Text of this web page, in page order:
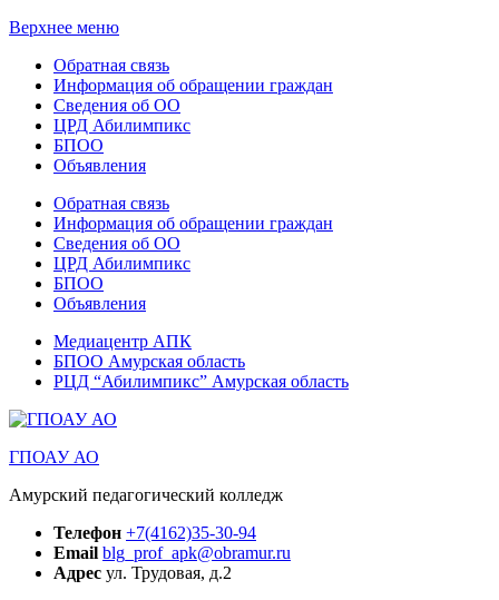
Верхнее меню
Обратная связь
Информация об обращении граждан
Сведения об ОО
ЦРД Абилимпикс
БПОО
Объявления
Обратная связь
Информация об обращении граждан
Сведения об ОО
ЦРД Абилимпикс
БПОО
Объявления
Медиацентр АПК
БПОО Амурская область
РЦД “Абилимпикс” Амурская область
ГПОАУ АО
Амурский педагогический колледж
Телефон +7(4162)35-30-94
Email blg_prof_apk@obramur.ru
Адрес ул. Трудовая, д.2